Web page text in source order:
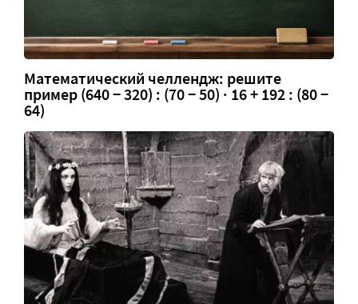
Математический челлендж: решите
пример (640 − 320) : (70 − 50) · 16 + 192 : (80 −
64)